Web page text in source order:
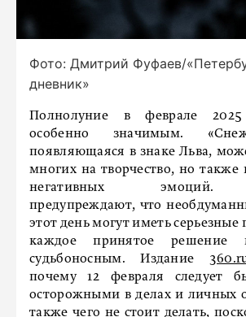
Фото: Дмитрий Фуфаев/
дневник»
Полнолуние в феврале
особенно значимым.
появляющаяся в знаке Льва,
многих на творчество, но также
негативных эмоций.
предупреждают, что
этот день могут иметь серьезные
каждое принятое решение
судьбоносным. Издание
почему 12 февраля следует
осторожными в делах и личных
также чего не стоит делать,